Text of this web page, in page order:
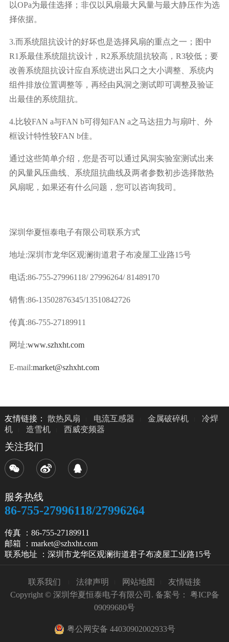
以OPa为最佳选择；非仅以风扇最大风量与最大静压作为选
择依据。
3.而系统阻抗设计的好坏也是选择风扇的重点之一；图中
R1系最佳系统阻抗设计，R2系系统阻抗较高，R3较低；要
改善系统阻抗设计应自系统进出风口之大小调整、系统内
组件排放位置调整等，再经由风洞之测试即可调整及验证
出最佳的系统阻抗。
4.比较FAN a与FAN b可得知FAN a之马达扭力与扇叶、外
框设计特性较FAN b佳。
通过这些简单介绍，您是否可以通过风洞实验室测试出来
的风量风压曲线、系统阻抗曲线及两者参数初步选择散热
风扇呢，如果还有什么问题，您可以咨询我司。
深圳华夏恒泰电子有限公司联系方式
地址:深圳市龙华区观澜街道君子布凌屋工业路15号
电话:86-755-27996118/ 27996264/ 81489170
销售:86-13502876345/13510842726
传真:86-755-27189911
网址:www.szhxht.com
E-mail:market@szhxht.com
友情链接： 散热风扇 电流互感器 金属破碎机
冷焊
机
造雪机 西威变频器
关注我们
服务热线
86-755-27996118/27996264
传真 ：86-755-27189911
邮箱 ：market@szhxht.com
联系地址 ：深圳市龙华区观澜街道君子布凌屋工业路15号
联系我们 法律声明 网站地图
友情链接
Copyright © 深圳华夏恒泰电子有限公司. 备案号： 粤ICP备
09099680号
粤公网安备 44030902002933号